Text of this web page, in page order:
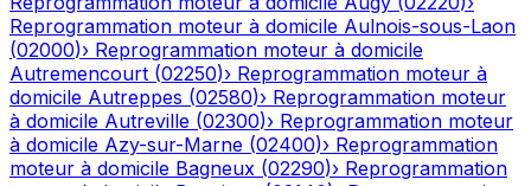
Reprogrammation moteur à domicile Aulnois-sous-Laon
(02000)› Reprogrammation moteur à domicile
Autremencourt (02250)› Reprogrammation moteur à
domicile Autreppes (02580)› Reprogrammation moteur
à domicile Autreville (02300)› Reprogrammation moteur
à domicile Azy-sur-Marne (02400)› Reprogrammation
moteur à domicile Bagneux (02290)› Reprogrammation